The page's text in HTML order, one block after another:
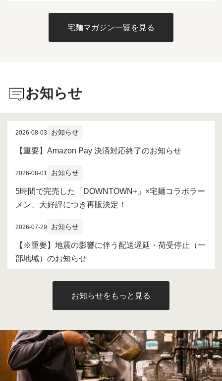
の新鮮かつ荒っぽいワイルドな風味
が活きていましたが、 冷凍だと比較
過ぎるのは苦手かもという方には、
マイルドで食べやすい変化が逆にメ
いると思います。
宅麺マガジン一覧を見る
お知らせ
2026-08-03 お知らせ
【重要】Amazon Pay 決済対応終了のお知らせ
2026-08-01 お知らせ
5時間で完売した「DOWNTOWN+」×宅麺コラボラー
メン、大好評につき再販決定！
2026-07-29 お知らせ
【※重要】地震の影響に伴う配送遅延・荷受停止（一
部地域）のお知らせ
お知らせをもっと見る